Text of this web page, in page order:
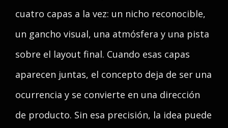
cuatro capas a la vez: un nicho reconocible,
un gancho visual, una atmósfera y una pista
sobre el layout final. Cuando esas capas
aparecen juntas, el concepto deja de ser una
ocurrencia y se convierte en una dirección
de producto. Sin esa precisión, la idea puede